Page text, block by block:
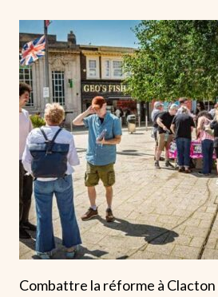
Combattre la réforme à Clacton